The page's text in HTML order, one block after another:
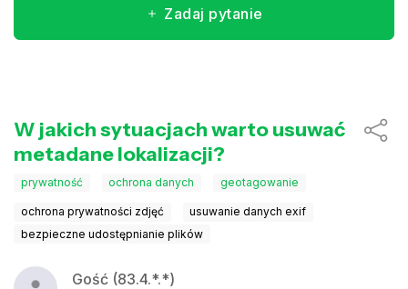
Zadaj pytanie
W jakich sytuacjach warto usuwać
metadane lokalizacji?
prywatność ochrona danych geotagowanie
ochrona prywatności zdjęć
usuwanie danych exif
bezpieczne udostępnianie plików
Gość (83.4.*.*)